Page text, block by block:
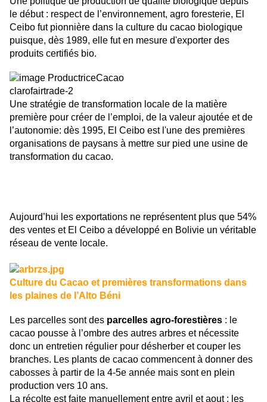
le début : respect de l’environnement, agro foresterie, El
Ceibo fut pionnière dans la culture du cacao biologique
puisque, dès 1989, elle fut en mesure d'exporter des
produits certifiés bio.
Une stratégie de transformation locale de la matière
première pour créer de l’emploi, de la valeur ajoutée et de
l’autonomie: dès 1995, El Ceibo est l'une des premières
organisations de paysans à mettre sur pied une usine de
transformation du cacao.
Aujourd’hui les exportations ne représentent plus que 54%
des ventes et El Ceibo a développé en Bolivie un véritable
réseau de vente locale.
Culture du Cacao et premières transformations dans
les plaines de l’Alto Béni
Les parcelles sont des parcelles agro-forestières : le
cacao pousse à l’ombre des autres arbres et nécessite
donc un entretien régulier pour désherber et couper les
branches. Les plants de cacao commencent à donner des
cabosses à partir de la 4-5e année mais sont en plein
production vers 10 ans.
La récolte est faite manuellement entre avril et aout : les